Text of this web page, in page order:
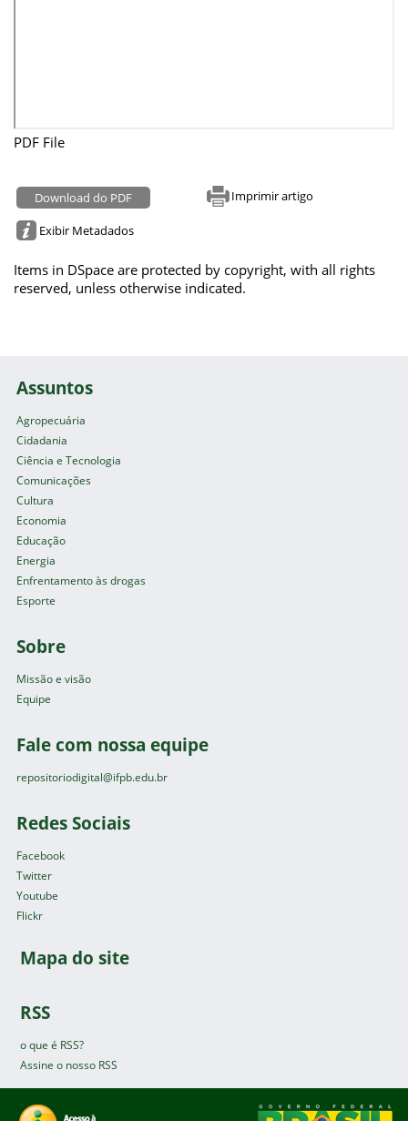
PDF File
Download do PDF Imprimir artigo
Exibir Metadados
Items in DSpace are protected by copyright, with all rights
reserved, unless otherwise indicated.
Assuntos
Agropecuária
Cidadania
Ciência e Tecnologia
Comunicações
Cultura
Economia
Educação
Energia
Enfrentamento às drogas
Esporte
Sobre
Missão e visão
Equipe
Fale com nossa equipe
repositoriodigital@ifpb.edu.br
Redes Sociais
Facebook
Twitter
Youtube
Flickr
Mapa do site
RSS
o que é RSS?
Assine o nosso RSS